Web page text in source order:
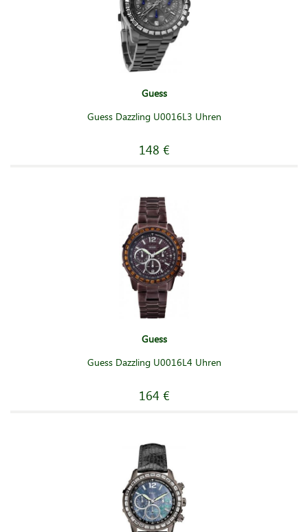
Guess
Guess Dazzling U0016L3 Uhren
148 €
Guess
Guess Dazzling U0016L4 Uhren
164 €